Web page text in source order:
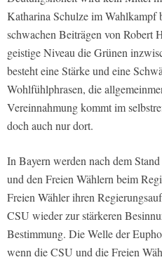
Katharina Schulze im Wahlkampf
schwachen Beiträgen von Robert
geistige Niveau die Grünen
besteht eine Stärke und eine
Wohlfühlphrasen, die
Vereinnahmung kommt im
doch auch nur dort.
In Bayern werden nach dem
und den Freien Wählern beim
Freien Wähler ihren
CSU wieder zur stärkeren
Bestimmung. Die Welle der
wenn die CSU und die Freien